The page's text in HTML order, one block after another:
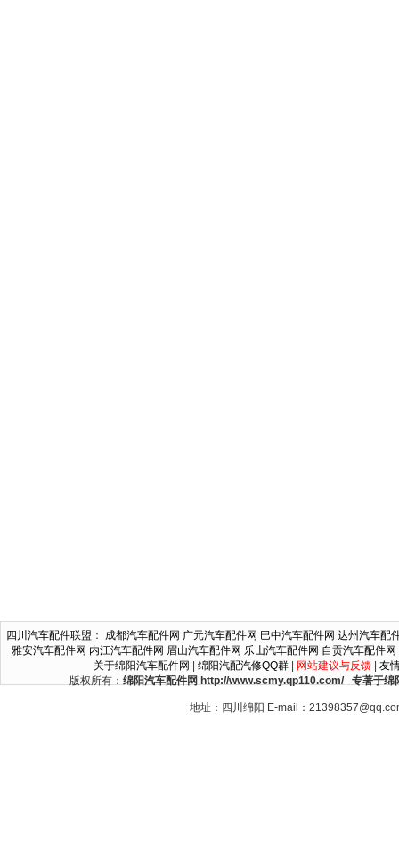
四川汽车配件联盟 ： 成都汽车配件网 广元汽车配件网 巴中汽车配件网 达州汽车配
雅安汽车配件网 内江汽车配件网 眉山汽车配件网 乐山汽车配件网 自贡汽车配件网
关于绵阳汽车配件网
绵阳汽配汽修QQ群| 网站建议与反馈| 友
版权所有： 绵阳汽车配件网 http://www.scmy.qp110.com/ 专著于绵
地址：四川绵阳 E-mail：